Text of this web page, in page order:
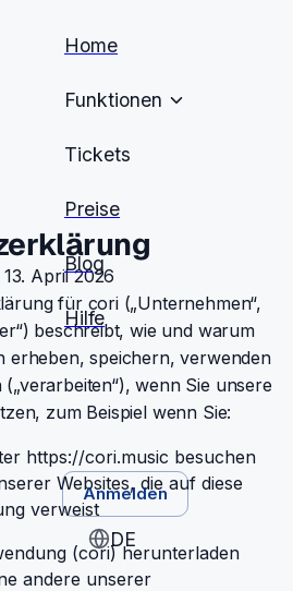
Home
Funktionen
Tickets
Preise
Blog
Hilfe
Anmelden
DE
April 2026
für cori („Unternehmen“,
beschreibt, wie und warum
erheben, speichern, verwenden
wenn Sie unsere
zum Beispiel wenn Sie:
https://cori.music besuchen
Websites, die auf diese
verweist
(cori) herunterladen
andere unserer